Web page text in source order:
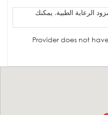
الرعاية الطبية. يمكنك
Provider does not